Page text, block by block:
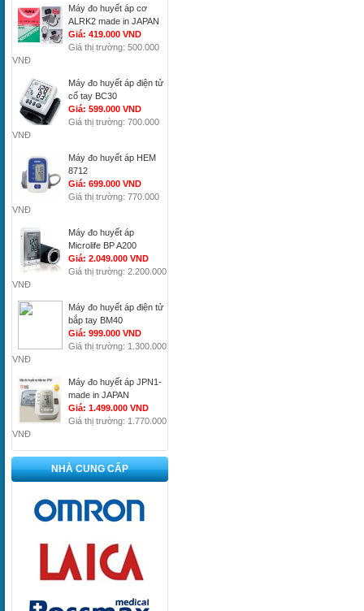
Máy đo huyết áp cơ
ALRK2 made in JAPAN
Giá: 419.000 VND
Giá thị trường: 500.000
VNĐ
Máy đo huyết áp điện tử
cổ tay BC30
Giá: 599.000 VND
Giá thị trường: 700.000
VNĐ
Máy đo huyết áp HEM
8712
Giá: 699.000 VND
Giá thị trường: 770.000
VNĐ
Máy đo huyết áp
Microlife BP A200
Giá: 2.049.000 VND
Giá thị trường: 2.200.000
VNĐ
Máy đo huyết áp điện tử
bắp tay BM40
Giá: 999.000 VND
Giá thị trường: 1.300.000
VNĐ
Máy đo huyết áp JPN1-
made in JAPAN
Giá: 1.499.000 VND
Giá thị trường: 1.770.000
VNĐ
NHÀ CUNG CẤP